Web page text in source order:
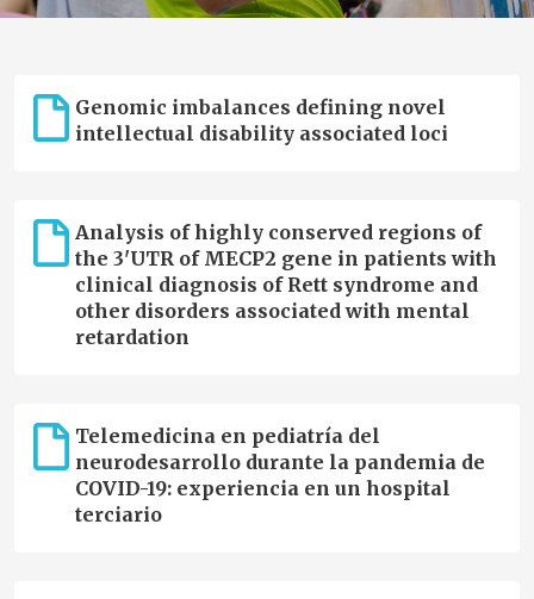
Genomic imbalances defining novel
intellectual disability associated loci
Analysis of highly conserved regions of
the 3'UTR of MECP2 gene in patients with
clinical diagnosis of Rett syndrome and
other disorders associated with mental
retardation
Telemedicina en pediatría del
neurodesarrollo durante la pandemia de
COVID-19: experiencia en un hospital
terciario